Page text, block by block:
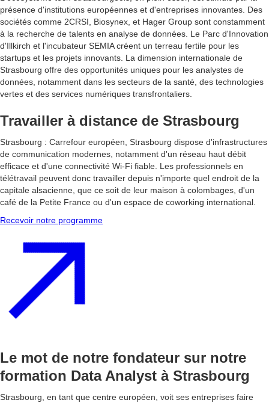
présence d'institutions européennes et d'entreprises innovantes. Des
sociétés comme 2CRSI, Biosynex, et Hager Group sont constamment
à la recherche de talents en analyse de données. Le Parc d'Innovation
d'Illkirch et l'incubateur SEMIA créent un terreau fertile pour les
startups et les projets innovants. La dimension internationale de
Strasbourg offre des opportunités uniques pour les analystes de
données, notamment dans les secteurs de la santé, des technologies
vertes et des services numériques transfrontaliers.
Travailler à distance de Strasbourg
Strasbourg : Carrefour européen, Strasbourg dispose d'infrastructures
de communication modernes, notamment d'un réseau haut débit
efficace et d'une connectivité Wi-Fi fiable. Les professionnels en
télétravail peuvent donc travailler depuis n'importe quel endroit de la
capitale alsacienne, que ce soit de leur maison à colombages, d'un
café de la Petite France ou d'un espace de coworking international.
Recevoir notre programme
Le mot de notre fondateur sur notre
formation Data Analyst à Strasbourg
Strasbourg, en tant que centre européen, voit ses entreprises faire